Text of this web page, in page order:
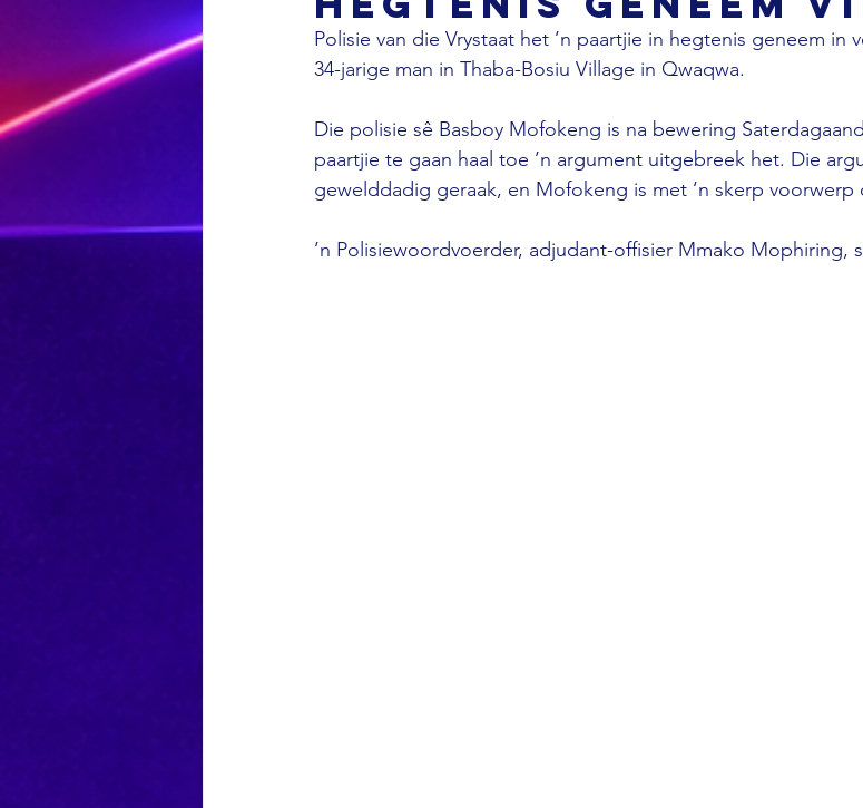
Polisie van die Vrystaat het ’n paartjie in hegtenis geneem in
34-jarige man in Thaba-Bosiu Village in Qwaqwa.
Die polisie sê Basboy Mofokeng is na bewering
paartjie te gaan haal toe ’n argument uitgebreek het. Die
gewelddadig geraak, en Mofokeng is met ’n skerp
’n Polisiewoordvoerder, adjudant-offisier Mmako Mophiring,